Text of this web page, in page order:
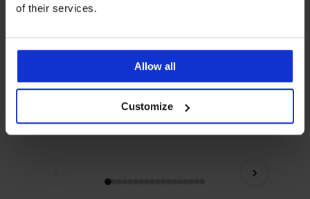
of their services.
Allow all
Customize
spezielle Zusammensetzung haben.
Elastizität der Fasern, und Ihre Wäsche verliert ihre
des BHs schneller aus und Sie sind enttäuscht.
Grundlegende Waschsymbole
›